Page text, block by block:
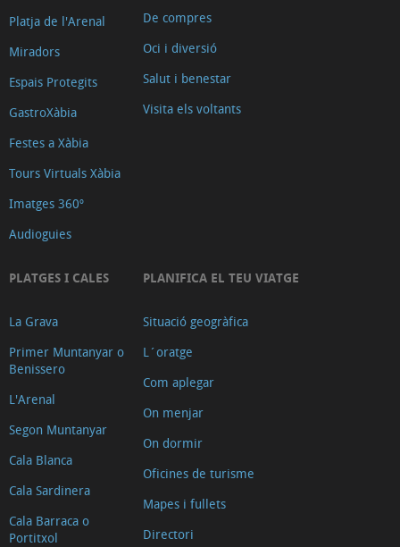
Platja de l'Arenal
Miradors
Espais Protegits
GastroXàbia
Festes a Xàbia
Tours Virtuals Xàbia
Imatges 360º
Audioguies
De compres
Oci i diversió
Salut i benestar
Visita els voltants
PLATGES I CALES
La Grava
Primer Muntanyar o
Benissero
L'Arenal
Segon Muntanyar
Cala Blanca
Cala Sardinera
Cala Barraca o
Portitxol
PLANIFICA EL TEU VIATGE
Situació geogràfica
L´oratge
Com aplegar
On menjar
On dormir
Oficines de turisme
Mapes i fullets
Directori